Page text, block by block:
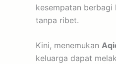
kesempatan berbagi
tanpa ribet.
Kini, menemukan
keluarga dapat